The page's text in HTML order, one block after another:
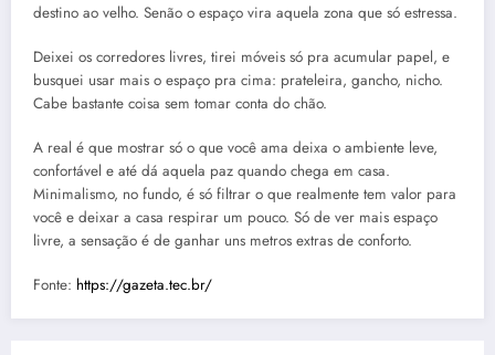
destino ao velho. Senão o espaço vira aquela zona que só estressa.
Deixei os corredores livres, tirei móveis só pra acumular papel, e
busquei usar mais o espaço pra cima: prateleira, gancho, nicho.
Cabe bastante coisa sem tomar conta do chão.
A real é que mostrar só o que você ama deixa o ambiente leve,
confortável e até dá aquela paz quando chega em casa.
Minimalismo, no fundo, é só filtrar o que realmente tem valor para
você e deixar a casa respirar um pouco. Só de ver mais espaço
livre, a sensação é de ganhar uns metros extras de conforto.
Fonte: https://gazeta.tec.br/